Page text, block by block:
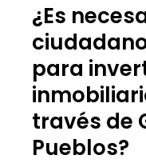
¿Es
para
través de
Pueblos?